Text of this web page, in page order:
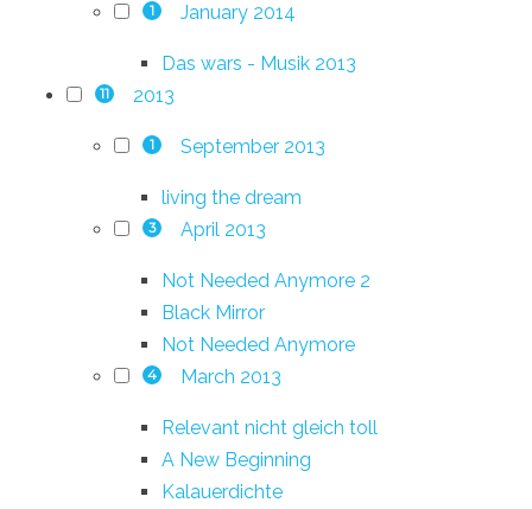
1 January 2014
Das wars - Musik 2013
11 2013
1 September 2013
living the dream
3 April 2013
Not Needed Anymore 2
Black Mirror
Not Needed Anymore
4 March 2013
Relevant nicht gleich toll
A New Beginning
Kalauerdichte